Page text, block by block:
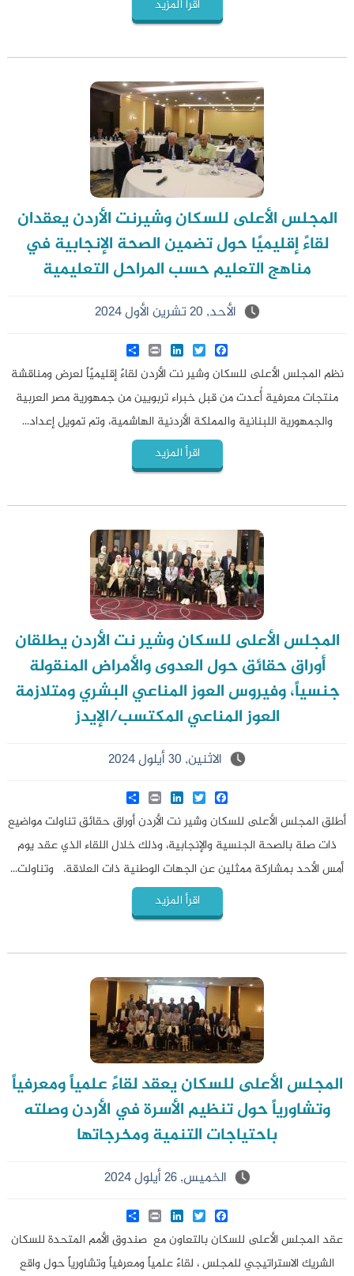
اقرأ المزيد
المجلس الأعلى للسكان وشيرنت الأردن يعقدان
لقاءً إقليميًا حول تضمين الصحة الإنجابية في
مناهج التعليم حسب المراحل التعليمية
الأحد, 20 تشرين الأول 2024
Facebook
Twitter
LinkedIn
Print
نظم المجلس الأعلى للسكان وشير نت الأردن لقاءً إقليميًاً لعرض ومناقشة
منتجات معرفية أُعدت من قبل خبراء تربويين من جمهورية مصر العربية
والجمهورية اللبنانية والمملكة الأردنية الهاشمية، وتم تمويل إعداد...
اقرأ المزيد
المجلس الأعلى للسكان وشير نت الأردن يطلقان
أوراق حقائق حول العدوى والأمراض المنقولة
جنسياً، وفيروس العوز المناعي البشري ومتلازمة
العوز المناعي المكتسب/الإيدز
الاثنين, 30 أيلول 2024
Facebook
Twitter
LinkedIn
Print
أطلق المجلس الأعلى للسكان وشير نت الأردن أوراق حقائق تناولت مواضيع
ذات صلة بالصحة الجنسية والإنجابية، وذلك خلال اللقاء الذي عقد يوم
أمس الأحد بمشاركة ممثلين عن الجهات الوطنية ذات العلاقة. وتناولت...
اقرأ المزيد
المجلس الأعلى للسكان يعقد لقاءً علمياً ومعرفياً
وتشاورياً حول تنظيم الأسرة في الأردن وصلته
باحتياجات التنمية ومخرجاتها
الخميس, 26 أيلول 2024
Facebook
Twitter
LinkedIn
Print
عقد المجلس الأعلى للسكان بالتعاون مع صندوق الأمم المتحدة للسكان
الشريك الاستراتيجي للمجلس ، لقاءً علمياً ومعرفياً وتشاورياً حول واقع